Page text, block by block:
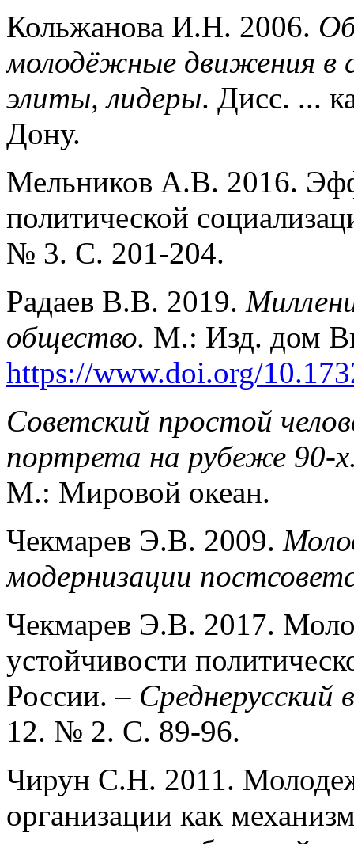
Кольжанова И.Н. 2006.
молодёжные движения в
элиты, лидеры. Дисс. ...
Дону.
Мельников А.В. 2016.
политической
№ 3. С. 201-204.
Радаев В.В. 2019.
общество. М.: Изд. дом
https://www.doi.org/
Советский простой
портрета на рубеже 90-
М.: Мировой океан.
Чекмарев Э.В. 2009.
модернизации
Чекмарев Э.В. 2017.
устойчивости
России. – Среднерусский
12. № 2. С. 89-96.
Чирун С.Н. 2011.
организации как